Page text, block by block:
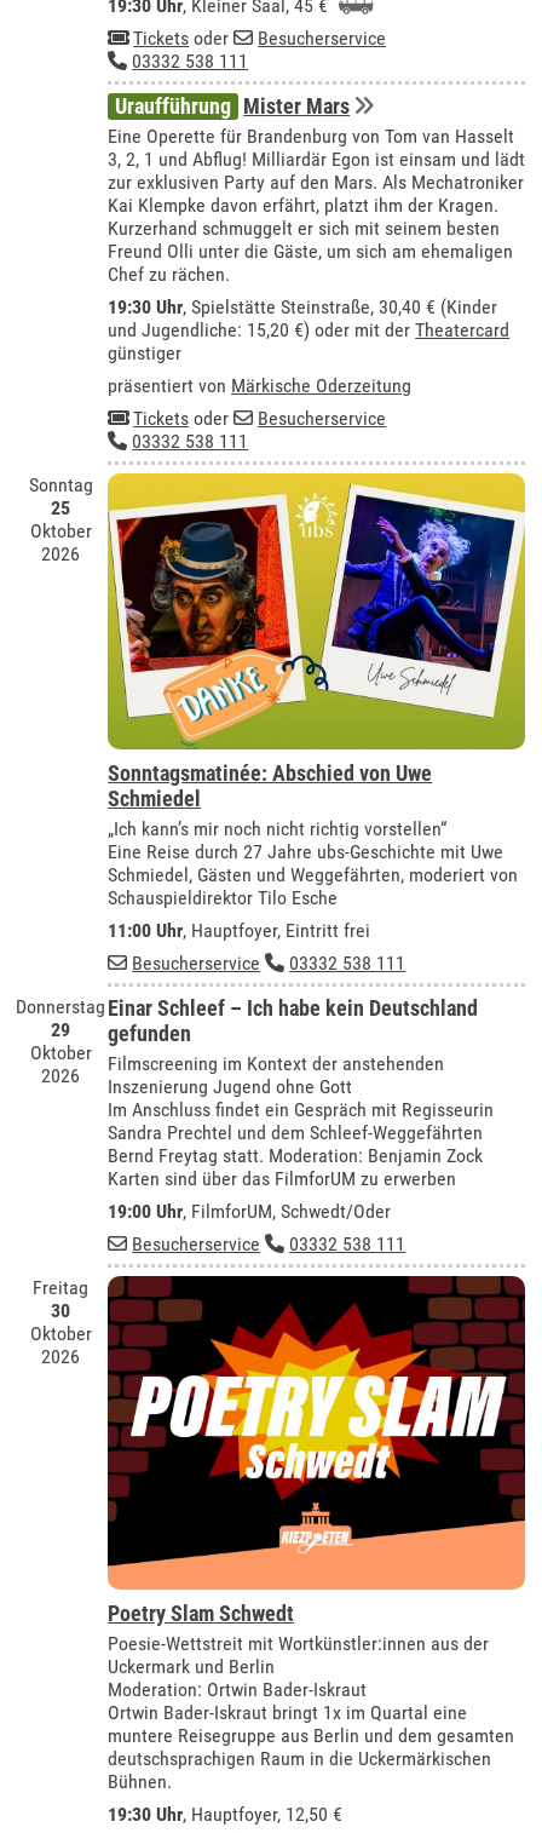
19:30 Uhr, Kleiner Saal, 45 €
Tickets oder
Besucherservice
03332 538 111
Uraufführung Mister Mars
Eine Operette für Brandenburg von Tom van Hasselt
3, 2, 1 und Abflug! Milliardär Egon ist einsam und lädt
zur exklusiven Party auf den Mars. Als Mechatroniker
Kai Klempke davon erfährt, platzt ihm der Kragen.
Kurzerhand schmuggelt er sich mit seinem besten
Freund Olli unter die Gäste, um sich am ehemaligen
Chef zu rächen.
19:30 Uhr, Spielstätte Steinstraße, 30,40 € (Kinder
und Jugendliche: 15,20 €) oder mit derTheatercard
günstiger
präsentiert von Märkische Oderzeitung
Tickets oder
Besucherservice
03332 538 111
Sonntag
25
Oktober
2026
Sonntagsmatinée: Abschied von Uwe
Schmiedel
„Ich kann’s mir noch nicht richtig vorstellen“
Eine Reise durch 27 Jahre ubs-Geschichte mit Uwe
Schmiedel, Gästen und Weggefährten, moderiert von
Schauspieldirektor Tilo Esche
11:00 Uhr, Hauptfoyer, Eintritt frei
Besucherservice
03332 538 111
Donnerstag
29
Oktober
2026
Einar Schleef – Ich habe kein Deutschland
gefunden
Filmscreening im Kontext der anstehenden
Inszenierung Jugend ohne Gott
Im Anschluss findet ein Gespräch mit Regisseurin
Sandra Prechtel und dem Schleef-Weggefährten
Bernd Freytag statt. Moderation: Benjamin Zock
Karten sind über das FilmforUM zu erwerben
19:00 Uhr, FilmforUM, Schwedt/Oder
Besucherservice
03332 538 111
Freitag
30
Oktober
2026
Poetry Slam Schwedt
Poesie-Wettstreit mit Wortkünstler:innen aus der
Uckermark und Berlin
Moderation: Ortwin Bader-Iskraut
Ortwin Bader-Iskraut bringt 1x im Quartal eine
muntere Reisegruppe aus Berlin und dem gesamten
deutschsprachigen Raum in die Uckermärkischen
Bühnen.
19:30 Uhr, Hauptfoyer, 12,50 €